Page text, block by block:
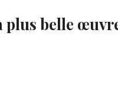
belle